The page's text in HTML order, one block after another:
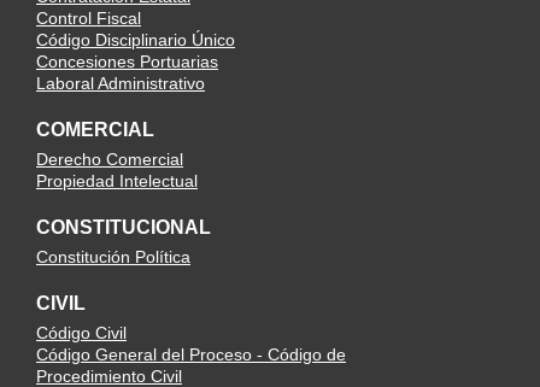
Control Fiscal
Código Disciplinario Único
Concesiones Portuarias
Laboral Administrativo
COMERCIAL
Derecho Comercial
Propiedad Intelectual
CONSTITUCIONAL
Constitución Política
CIVIL
Código Civil
Código General del Proceso - Código de
Procedimiento Civil